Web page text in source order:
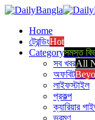
Home
ট্রেন্ডিংHot
Categoryসমস্ত
সব খবরAll
অফবিট
লাইফস্টাইল
প্রকল্প
ক্যারিয়ার
ভ্রমণ